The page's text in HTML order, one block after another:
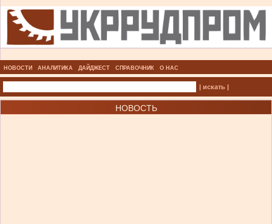
НОВОСТИ АНАЛИТИКА ДАЙДЖЕСТ СПРАВОЧНИК О НАС
| искать |
НОВОСТЬ